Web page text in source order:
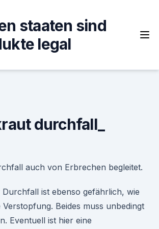
staaten sind
legal
durchfall_
auch von Erbrechen begleitet.
ist ebenso gefährlich, wie
Beides muss unbedingt
Eventuell ist hier eine